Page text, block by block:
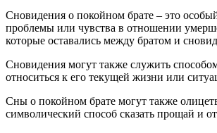
Сновидения о покойном брате – это
проблемы или чувства в отношении
которые оставались между братом и
Сновидения могут также служить
относиться к его текущей жизни или
Сны о покойном брате могут также
символический способ сказать прощай и